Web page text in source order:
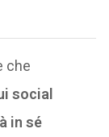
che
social
in sé